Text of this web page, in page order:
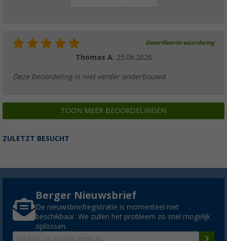
Geverifieerde waardering
Thomas A. 25.06.2026
Deze beoordeling is niet verder onderbouwd.
TOON MEER BEOORDELINGEN
ZULETZT BESUCHT
Berger Nieuwsbrief
De nieuwsbriefregistratie is momenteel niet
beschikbaar. We zullen het probleem zo snel mogelijk
oplossen.